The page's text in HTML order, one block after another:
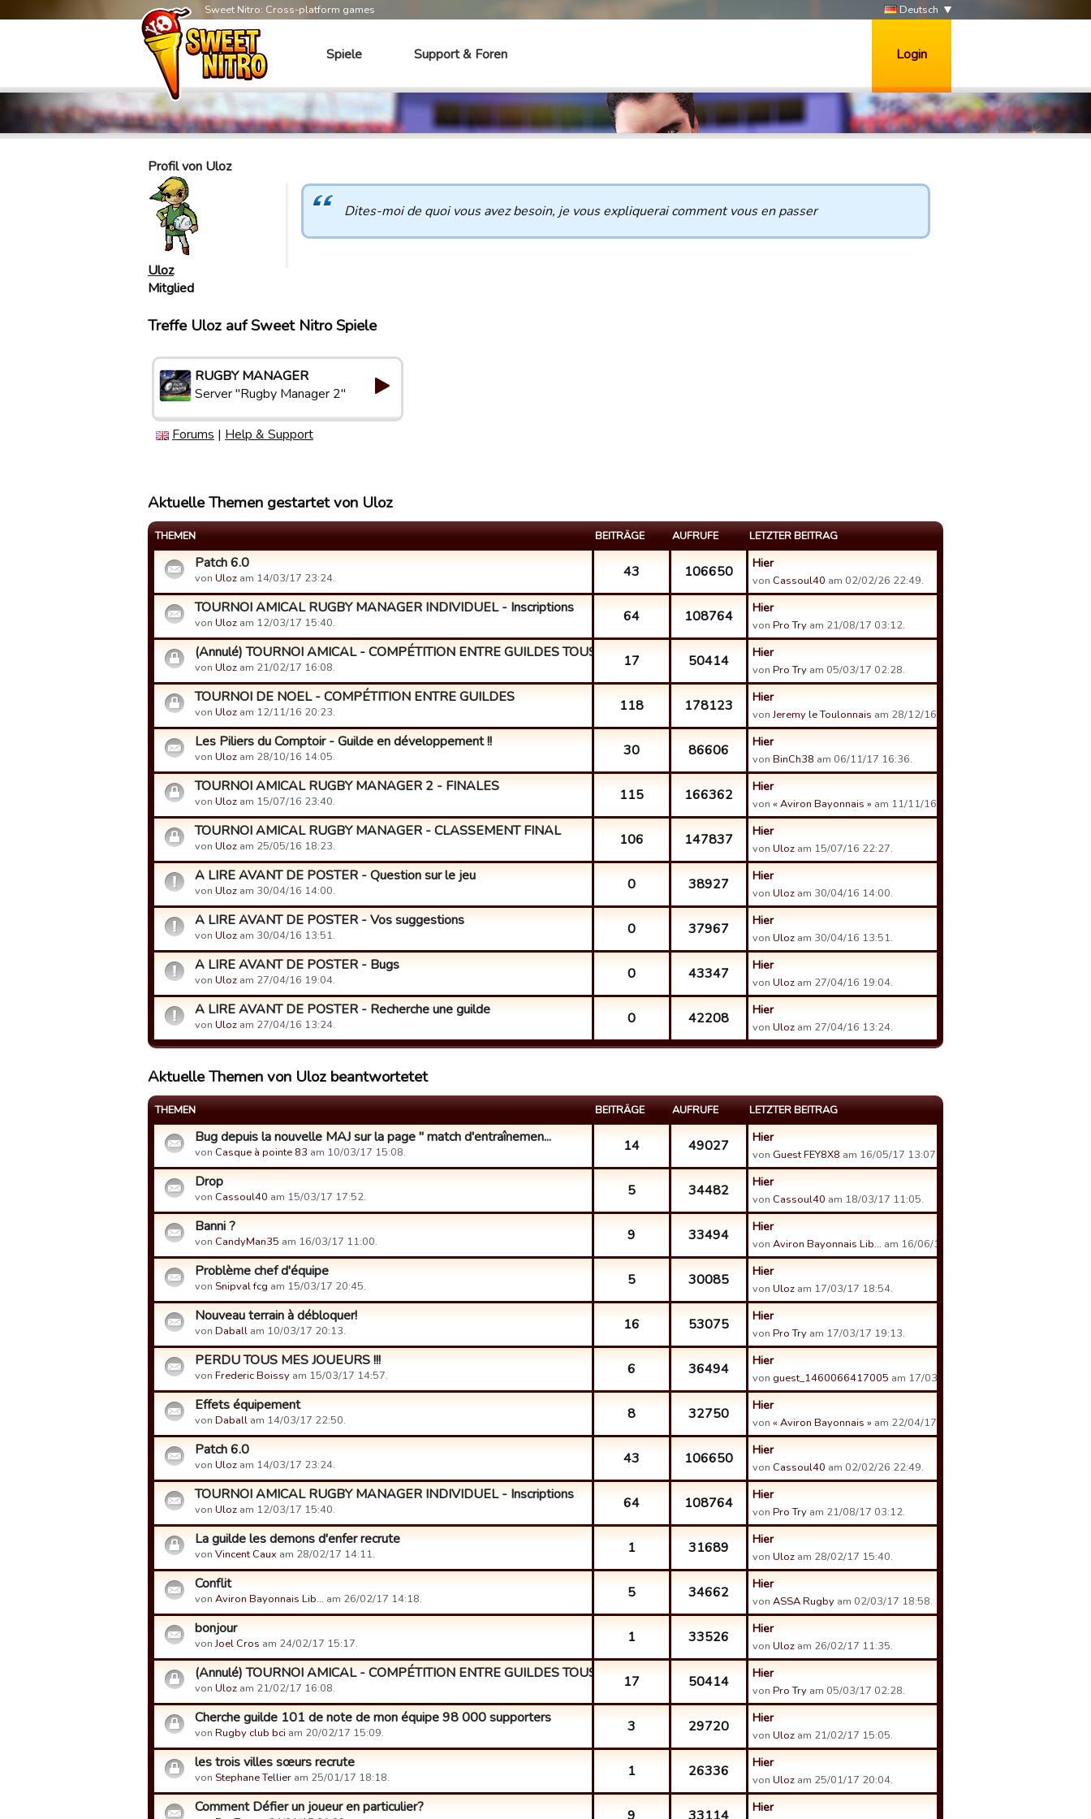
Sweet Nitro: Cross-platform games Deutsch
Spiele Support & Foren Login
Profil von Uloz
Uloz
Mitglied
Dites-moi de quoi vous avez besoin, je vous expliquerai comment vous en passer
Treffe Uloz auf Sweet Nitro Spiele
RUGBY MANAGER
Server "Rugby Manager 2"
Forums | Help & Support
Aktuelle Themen gestartet von Uloz
THEMEN BEITRÄGE AUFRUFE LETZTER BEITRAG
Patch 6.0
von Uloz am 14/03/17 23:24. 43 106650 Hier
von Cassoul40 am 02/02/26 22:49.
TOURNOI AMICAL RUGBY MANAGER INDIVIDUEL - Inscriptions
von Uloz am 12/03/17 15:40. 64 108764 Hier
von Pro Try am 21/08/17 03:12.
(Annulé) TOURNOI AMICAL - COMPÉTITION ENTRE GUILDES TOUS NIV...
von Uloz am 21/02/17 16:08. 17 50414 Hier
von Pro Try am 05/03/17 02:28.
TOURNOI DE NOEL - COMPÉTITION ENTRE GUILDES
von Uloz am 12/11/16 20:23. 118 178123 Hier
vonJeremy le Toulonnais am 28/12/16 21:19.
Les Piliers du Comptoir - Guilde en développement !!
von Uloz am 28/10/16 14:05. 30 86606 Hier
von BinCh38 am 06/11/17 16:36.
TOURNOI AMICAL RUGBY MANAGER 2 - FINALES
von Uloz am 15/07/16 23:40. 115 166362 Hier
von « Aviron Bayonnais » am 11/11/16 14:09.
TOURNOI AMICAL RUGBY MANAGER - CLASSEMENT FINAL
von Uloz am 25/05/16 18:23. 106 147837 Hier
von Uloz am 15/07/16 22:27.
A LIRE AVANT DE POSTER - Question sur le jeu
von Uloz am 30/04/16 14:00. 0 38927 Hier
von Uloz am 30/04/16 14:00.
A LIRE AVANT DE POSTER - Vos suggestions
von Uloz am 30/04/16 13:51. 0 37967 Hier
von Uloz am 30/04/16 13:51.
A LIRE AVANT DE POSTER - Bugs
von Uloz am 27/04/16 19:04. 0 43347 Hier
von Uloz am 27/04/16 19:04.
A LIRE AVANT DE POSTER - Recherche une guilde
von Uloz am 27/04/16 13:24. 0 42208 Hier
von Uloz am 27/04/16 13:24.
Aktuelle Themen von Uloz beantwortetet
THEMEN BEITRÄGE AUFRUFE LETZTER BEITRAG
Bug depuis la nouvelle MAJ sur la page " match d'entraînemen...
von Casque à pointe 83 am 10/03/17 15:08. 14 49027 Hier
von Guest FEY8X8 am 16/05/17 13:07.
Drop
von Cassoul40 am 15/03/17 17:52. 5 34482 Hier
von Cassoul40 am 18/03/17 11:05.
Banni ?
von CandyMan35 am 16/03/17 11:00. 9 33494 Hier
von Aviron Bayonnais Lib… am 16/06/17 09:07.
Problème chef d'équipe
von Snipval fcg am 15/03/17 20:45. 5 30085 Hier
von Uloz am 17/03/17 18:54.
Nouveau terrain à débloquer!
von Daball am 10/03/17 20:13. 16 53075 Hier
von Pro Try am 17/03/17 19:13.
PERDU TOUS MES JOUEURS !!!
von Frederic Boissy am 15/03/17 14:57. 6 36494 Hier
von guest_1460066417005 am 17/03/17 11:11.
Effets équipement
von Daball am 14/03/17 22:50. 8 32750 Hier
von « Aviron Bayonnais » am 22/04/17 23:56.
Patch 6.0
von Uloz am 14/03/17 23:24. 43 106650 Hier
von Cassoul40 am 02/02/26 22:49.
TOURNOI AMICAL RUGBY MANAGER INDIVIDUEL - Inscriptions
von Uloz am 12/03/17 15:40. 64 108764 Hier
von Pro Try am 21/08/17 03:12.
La guilde les demons d'enfer recrute
von Vincent Caux am 28/02/17 14:11. 1 31689 Hier
von Uloz am 28/02/17 15:40.
Conflit
von Aviron Bayonnais Lib… am 26/02/17 14:18. 5 34662 Hier
von ASSA Rugby am 02/03/17 18:58.
bonjour
vonJoel Cros am 24/02/17 15:17. 1 33526 Hier
von Uloz am 26/02/17 11:35.
(Annulé) TOURNOI AMICAL - COMPÉTITION ENTRE GUILDES TOUS NIV...
von Uloz am 21/02/17 16:08. 17 50414 Hier
von Pro Try am 05/03/17 02:28.
Cherche guilde 101 de note de mon équipe 98 000 supporters
von Rugby club bci am 20/02/17 15:09. 3 29720 Hier
von Uloz am 21/02/17 15:05.
les trois villes sœurs recrute
von Stephane Tellier am 25/01/17 18:18. 1 26336 Hier
von Uloz am 25/01/17 20:04.
Comment Défier un joueur en particulier? Hier